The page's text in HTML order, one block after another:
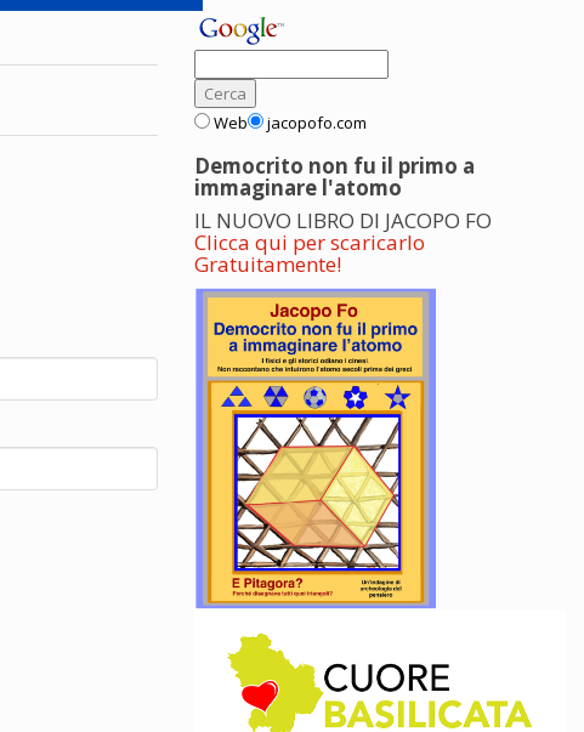
Web jacopofo.com
Democrito non fu il primo a
immaginare l'atomo
IL NUOVO LIBRO DI JACOPO FO
Clicca qui per scaricarlo
Gratuitamente!